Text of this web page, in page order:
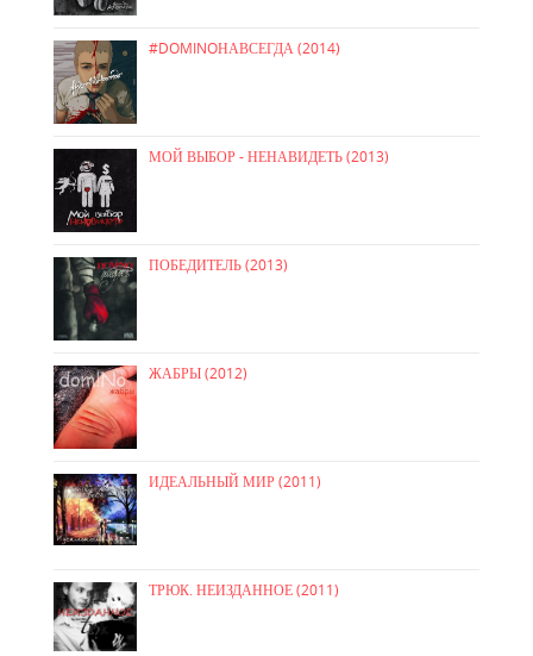
#DOMINOНАВСЕГДА (2014)
МОЙ ВЫБОР - НЕНАВИДЕТЬ (2013)
ПОБЕДИТЕЛЬ (2013)
ЖАБРЫ (2012)
ИДЕАЛЬНЫЙ МИР (2011)
ТРЮК. НЕИЗДАННОЕ (2011)